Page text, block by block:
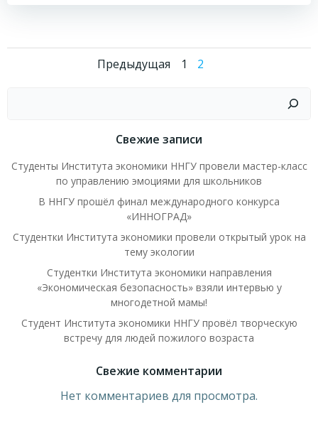
Навигация
записям
Предыдущая
записям
Страница
1 Страница
2
Свежие записи
Студенты Института экономики ННГУ провели мастер-класс
по управлению эмоциями для школьников
В ННГУ прошёл финал международного конкурса
«ИННОГРАД»
Студентки Института экономики провели открытый урок на
тему экологии
Студентки Института экономики направления
«Экономическая безопасность» взяли интервью у
многодетной мамы!
Студент Института экономики ННГУ провёл творческую
встречу для людей пожилого возраста
Свежие комментарии
Нет комментариев для просмотра.